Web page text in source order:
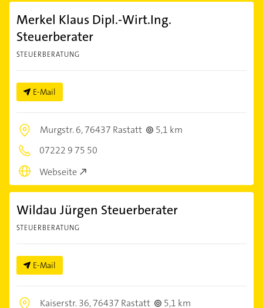
Merkel Klaus Dipl.-Wirt.Ing.
Steuerberater
STEUERBERATUNG
E-Mail
Murgstr. 6,76437 Rastatt
5,1 km
07222 9 75 50
Webseite
Wildau Jürgen Steuerberater
STEUERBERATUNG
E-Mail
Kaiserstr. 36,76437 Rastatt 5,1 km